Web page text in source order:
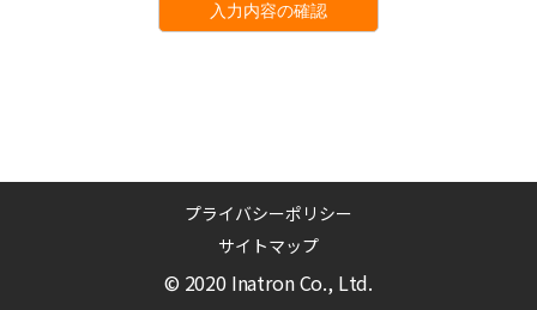
入力内容の確認
プライバシーポリシー
サイトマップ
© 2020 Inatron Co., Ltd.